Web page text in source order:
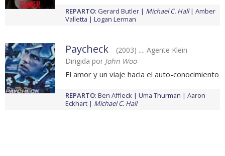
REPARTO: Gerard Butler Michael C. Hall
Amber
Valletta
Logan Lerman
Paycheck
(2003) .... Agente Klein
Dirigida por John Woo
El amor y un viaje hacia el auto-conocimiento
REPARTO: Ben Affleck Uma Thurman
Aaron
Eckhart
Michael C. Hall